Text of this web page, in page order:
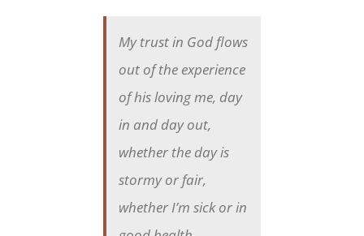
My trust in God flows
out of the experience
of his loving me, day
in and day out,
whether the day is
stormy or fair,
whether I’m sick or in